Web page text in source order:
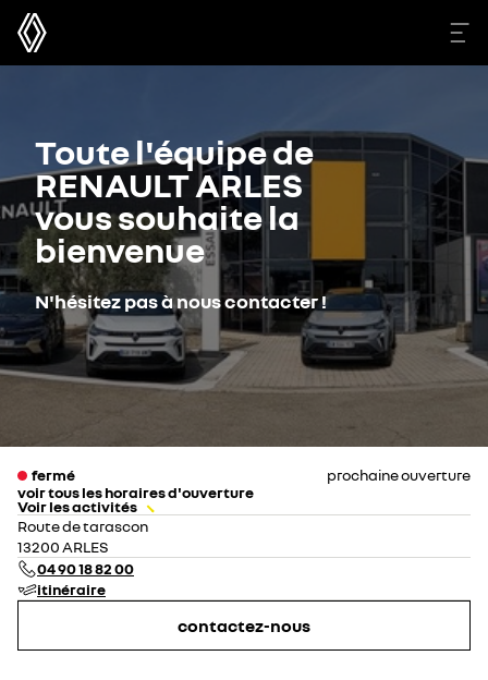
Toute l'équipe de
RENAULT ARLES
vous souhaite la
bienvenue
N'hésitez pas à nous contacter !
fermé
prochaine ouverture
voir tous les horaires d'ouverture
lundi
mardi
mercredi
jeudi
vendredi
Voir les activités
Route de tarascon
13200 ARLES
04 90 18 82 00
itinéraire
contactez-nous